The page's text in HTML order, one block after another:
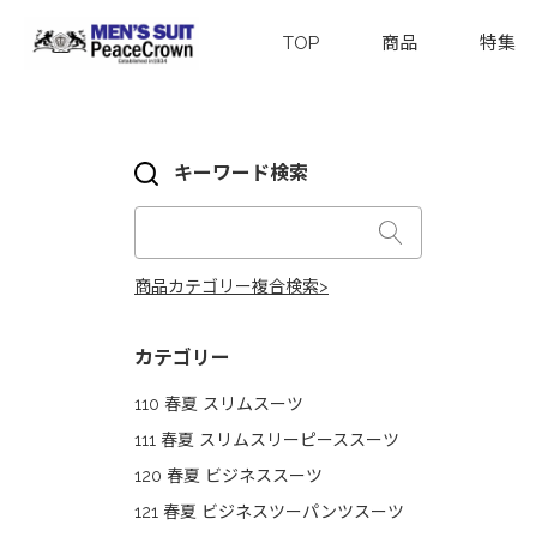
TOP 商品 特集
キーワード検索
商品カテゴリー複合検索>
カテゴリー
110 春夏 スリムスーツ
111 春夏 スリムスリーピーススーツ
120 春夏 ビジネススーツ
121 春夏 ビジネスツーパンツスーツ